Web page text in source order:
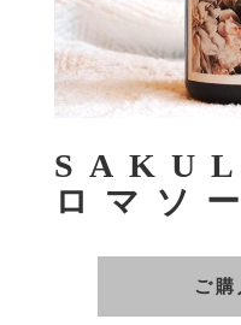
ロマソ
ご購